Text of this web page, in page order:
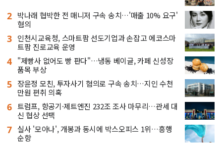
2 박나래 협박한 전 매니저 구속 송치…'매출 10% 요구'
혐의
3 인천시교육청, 스마트팜 선도기업과 손잡고 에코스마
트팜 진로교육 운영
4 "제빵사 없어도 빵 판다"…냉동 베이글, 카페 신성장
품목 부상
5 장윤정 모친, 투자사기 혐의로 구속 송치…지인 수천
만원 편취 의혹
6 트럼프, 항공기·제트엔진 232조 조사 마무리…관세 대
신 협상 선택
7 실사 '모아나', 개봉과 동시에 박스오피스 1위…흥행
순항